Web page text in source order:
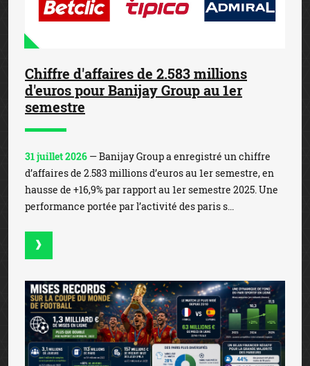
Chiffre d'affaires de 2.583 millions
d'euros pour Banijay Group au 1er
semestre
31 juillet 2026 — Banijay Group a enregistré un chiffre
d’affaires de 2.583 millions d’euros au 1er semestre, en
hausse de +16,9% par rapport au 1er semestre 2025. Une
performance portée par l’activité des paris s...